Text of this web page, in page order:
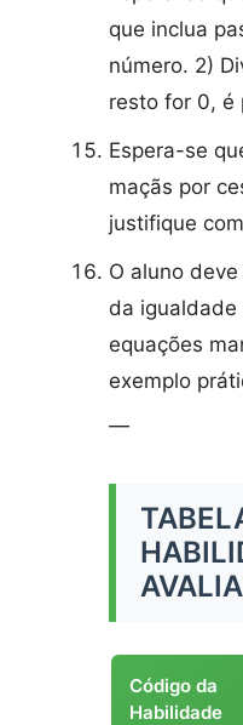
que inclua
número. 2)
resto for 0, é
Espera-se
maçãs por
justifique
O aluno
da igualdade
equações
exemplo
—
Código da
Habilidade